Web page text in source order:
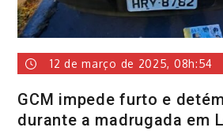
12 de março de 2025, 08h:54
GCM impede furto e
durante a madrugada em